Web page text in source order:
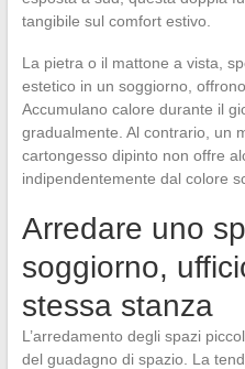
tangibile sul comfort estivo.
La pietra o il mattone a vista,
estetico in un soggiorno,
Accumulano calore durante il
gradualmente. Al contrario, un
cartongesso dipinto non offre
indipendentemente dal colore
Arredare uno
soggiorno,
stessa stanza
L’arredamento degli spazi
del guadagno di spazio. La